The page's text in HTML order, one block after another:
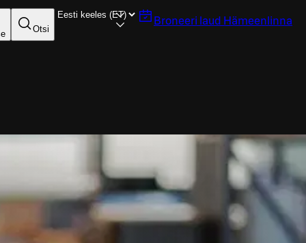
Otsi
Broneeri laud Hämeenlinna